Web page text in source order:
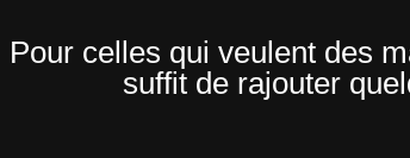
Pour celles qui veulent des
suffit de rajouter